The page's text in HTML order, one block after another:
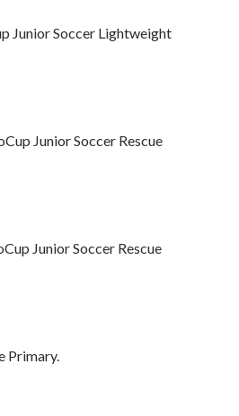
Junior Soccer Lightweight
Junior Soccer Rescue
Junior Soccer Rescue
Primary.